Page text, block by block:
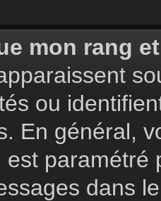
mon rang
ou
En général,
est
dans